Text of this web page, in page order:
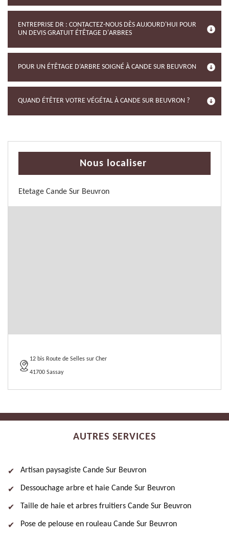
ENTREPRISE DR : CONTACTEZ-NOUS DÈS AUJOURD'HUI POUR
UN DEVIS GRATUIT ÉTÊTAGE D'ARBRES
POUR UN ÉTÊTAGE D’ARBRE SOIGNÉ À CANDE SUR BEUVRON
QUAND ÉTÊTER VOTRE VÉGÉTAL À CANDE SUR BEUVRON ?
Nous localiser
Etetage Cande Sur Beuvron
12 bis Route de Selles sur Cher
41700 Sassay
AUTRES SERVICES
Artisan paysagiste Cande Sur Beuvron
Dessouchage arbre et haie Cande Sur Beuvron
Taille de haie et arbres fruitiers Cande Sur Beuvron
Pose de pelouse en rouleau Cande Sur Beuvron